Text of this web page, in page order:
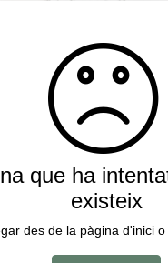
que ha
existeix
des de la pàgina d'inici